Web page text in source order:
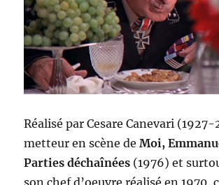
Réalisé par Cesare Canevari (1927-
metteur en scène de Moi,
Parties déchaînées (1976) et